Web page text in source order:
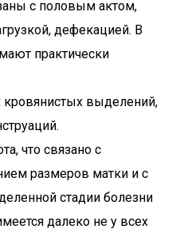
с половым актом,
дефекацией. В
практически
кровянистых выделений,
что связано с
размеров матки и с
стадии болезни
далеко не у всех